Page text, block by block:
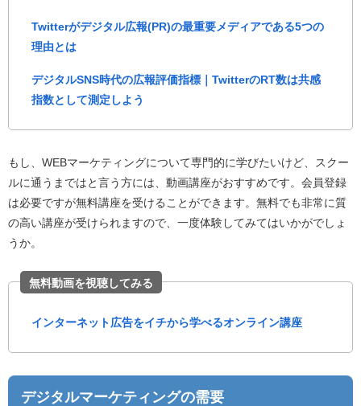
Twitterがデジタル広報(PR)の最重要メディアである5つの
理由とは
デジタルSNS時代の広報評価指標｜TwitterのRT数は共感
指数として測定しよう
もし、WEBマーケティングについて専門的に学びたいけど、スクー
ルに通うまではと言う方には、動画講座がおすすめです。会員登録
は必要ですが無料講座を受けることができます。無料でも非常に質
の高い講座が受けられますので、一度体験してみてはいかがでしょ
うか。
無料動画を視聴してみる
インターネット広告をイチから学べるオンライン講座
デジタルマーケティングの需要